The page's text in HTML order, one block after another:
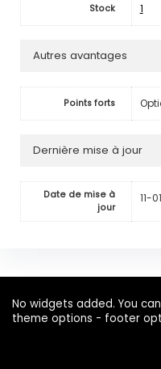
Stock 1
Autres avantages
Points forts
Dernière mise à jour
Date de mise à
jour
11-
No widgets added. You
theme options - footer